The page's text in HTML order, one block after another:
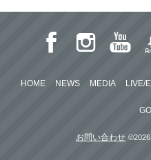
HOME NEWS MEDIA LIVE/
お問い合わせ ©2026